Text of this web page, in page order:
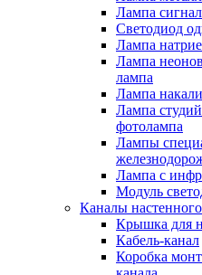
Лампа
Светодиод
Лампа
Лампа
лампа
Лампа
Лампа
фотолампа
Лампы
Лампа с
Модуль
Каналы
Крышка для
Кабель-канал
Коробка